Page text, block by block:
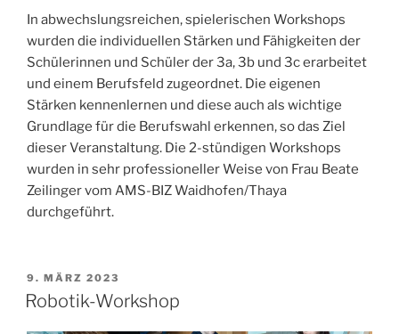
In abwechslungsreichen, spielerischen Workshops
wurden die individuellen Stärken und Fähigkeiten der
Schülerinnen und Schüler der 3a, 3b und 3c erarbeitet
und einem Berufsfeld zugeordnet. Die eigenen
Stärken kennenlernen und diese auch als wichtige
Grundlage für die Berufswahl erkennen, so das Ziel
dieser Veranstaltung. Die 2-stündigen Workshops
wurden in sehr professioneller Weise von Frau Beate
Zeilinger vom AMS-BIZ Waidhofen/Thaya
durchgeführt.
VERÖFFENTLICHT
AM
9. MÄRZ 2023
Robotik-Workshop